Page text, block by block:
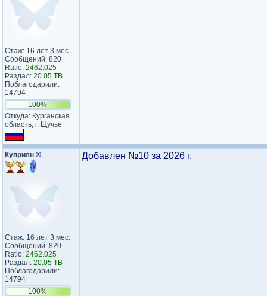
Стаж: 16 лет 3 мес.
Сообщений: 820
Ratio: 2462.025
Раздал: 20.05 TB
Поблагодарили:
14794
100%
Откуда: Курганская
область, г. Щучье
Куприян ®
Стаж: 16 лет 3 мес.
Сообщений: 820
Ratio: 2462.025
Раздал: 20.05 TB
Поблагодарили:
14794
100%
Добавлен №10 за 2026 г.